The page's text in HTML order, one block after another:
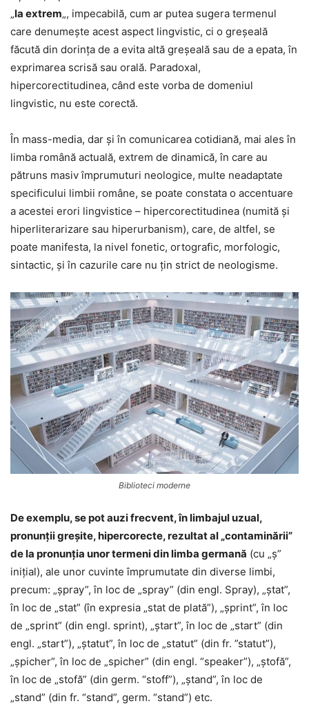
„la extrem„, impecabilă, cum ar putea sugera termenul
care denumește acest aspect lingvistic, ci o greșeală
făcută din dorința de a evita altă greșeală sau de a epata, în
exprimarea scrisă sau orală. Paradoxal,
hipercorectitudinea, când este vorba de domeniul
lingvistic, nu este corectă.
În mass-media, dar și în comunicarea cotidiană, mai ales în
limba română actuală, extrem de dinamică, în care au
pătruns masiv împrumuturi neologice, multe neadaptate
specificului limbii române, se poate constata o accentuare
a acestei erori lingvistice – hipercorectitudinea (numită și
hiperliterarizare sau hiperurbanism), care, de altfel, se
poate manifesta, la nivel fonetic, ortografic, morfologic,
sintactic, și în cazurile care nu țin strict de neologisme.
Biblioteci moderne
De exemplu, se pot auzi frecvent, în limbajul uzual,
pronunții greșite, hipercorecte, rezultat al „contaminării”
de la pronunția unor termeni din limba germană (cu „ș”
inițial), ale unor cuvinte împrumutate din diverse limbi,
precum: „șpray”, în loc de „spray” (din engl. Spray), „ștat”,
în loc de „stat” (în expresia „stat de plată”), „șprint”, în loc
de „sprint” (din engl. sprint), „ștart”, în loc de „start” (din
engl. „start”), „ștatut”, în loc de „statut” (din fr. ”statut”),
„șpicher”, în loc de „spicher” (din engl. “speaker”), „ștofă”,
în loc de „stofă” (din germ. “stoff”), „ștand”, în loc de
„stand” (din fr. “stand”, germ. “stand”) etc.